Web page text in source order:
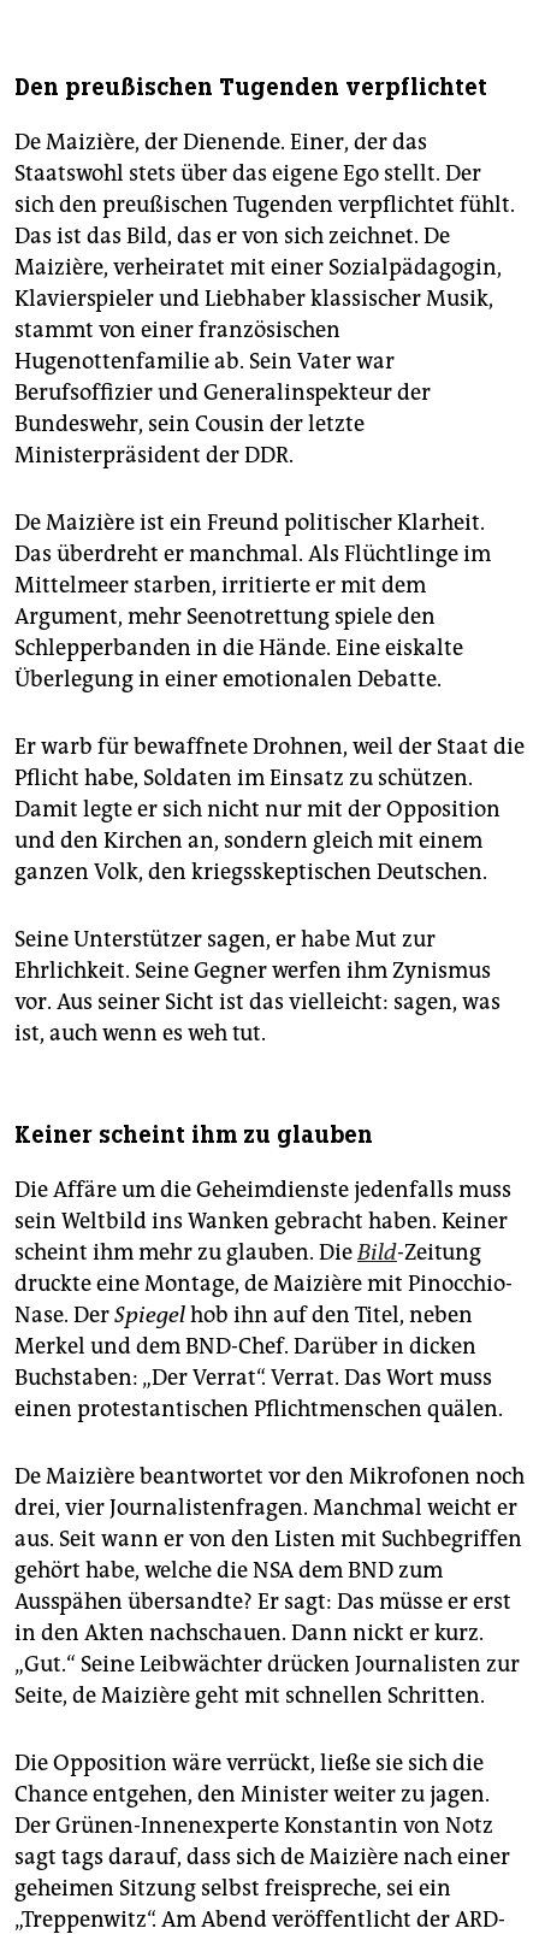
Den preußischen Tugenden verpflichtet
De Maizière, der Dienende. Einer, der das
Staatswohl stets über das eigene Ego stellt. Der
sich den preußischen Tugenden verpflichtet fühlt.
Das ist das Bild, das er von sich zeichnet. De
Maizière, verheiratet mit einer Sozialpädagogin,
Klavierspieler und Liebhaber klassischer Musik,
stammt von einer französischen
Hugenottenfamilie ab. Sein Vater war
Berufsoffizier und Generalinspekteur der
Bundeswehr, sein Cousin der letzte
Ministerpräsident der DDR.
De Maizière ist ein Freund politischer Klarheit.
Das überdreht er manchmal. Als Flüchtlinge im
Mittelmeer starben, irritierte er mit dem
Argument, mehr Seenotrettung spiele den
Schlepperbanden in die Hände. Eine eiskalte
Überlegung in einer emotionalen Debatte.
Er warb für bewaffnete Drohnen, weil der Staat die
Pflicht habe, Soldaten im Einsatz zu schützen.
Damit legte er sich nicht nur mit der Opposition
und den Kirchen an, sondern gleich mit einem
ganzen Volk, den kriegsskeptischen Deutschen.
Seine Unterstützer sagen, er habe Mut zur
Ehrlichkeit. Seine Gegner werfen ihm Zynismus
vor. Aus seiner Sicht ist das vielleicht: sagen, was
ist, auch wenn es weh tut.
Keiner scheint ihm zu glauben
Die Affäre um die Geheimdienste jedenfalls muss
sein Weltbild ins Wanken gebracht haben. Keiner
scheint ihm mehr zu glauben. DieBild-Zeitung
druckte eine Montage, de Maizière mit Pinocchio-
Nase. DerSpiegelhob ihn auf den Titel, neben
Merkel und dem BND-Chef. Darüber in dicken
Buchstaben: „Der Verrat“. Verrat. Das Wort muss
einen protestantischen Pflichtmenschen quälen.
De Maizière beantwortet vor den Mikrofonen noch
drei, vier Journalistenfragen. Manchmal weicht er
aus. Seit wann er von den Listen mit Suchbegriffen
gehört habe, welche die NSA dem BND zum
Ausspähen übersandte? Er sagt: Das müsse er erst
in den Akten nachschauen. Dann nickt er kurz.
„Gut.“ Seine Leibwächter drücken Journalisten zur
Seite, de Maizière geht mit schnellen Schritten.
Die Opposition wäre verrückt, ließe sie sich die
Chance entgehen, den Minister weiter zu jagen.
Der Grünen-Innenexperte Konstantin von Notz
sagt tags darauf, dass sich de Maizière nach einer
geheimen Sitzung selbst freispreche, sei ein
„Treppenwitz“. Am Abend veröffentlicht der ARD-